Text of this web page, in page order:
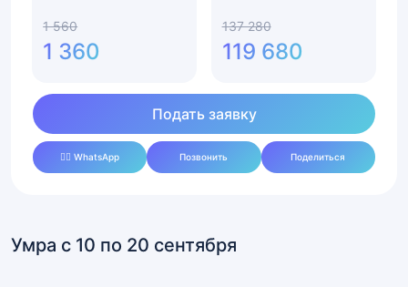
1 560
1 360
137 280
119 680
Подать заявку
✍🏻 WhatsApp Позвонить Поделиться
Умра с 10 по 20 сентября